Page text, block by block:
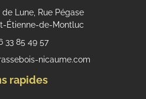
Lune, Rue Pégase
Étienne-de-Montluc
33 85 49 57
nicaume.com
rapides